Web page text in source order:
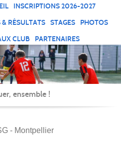
INSCRIPTIONS 2026-2027
& RÉSULTATS
STAGES
PHOTOS
CLUB
PARTENAIRES
ensemble !
- Montpellier